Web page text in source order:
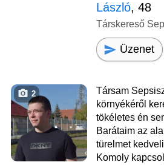
László, 48
Társkereső
Üzenet
2
Társam
környékéről
tökéletes én
Barátaim az
türelmet
Komoly